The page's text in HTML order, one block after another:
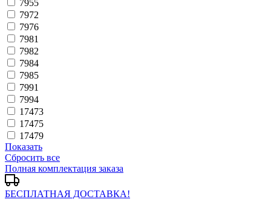
7955
7972
7976
7981
7982
7984
7985
7991
7994
17473
17475
17479
Показать
Сбросить все
Полная комплектация заказа
БЕСПЛАТНАЯ ДОСТАВКА!